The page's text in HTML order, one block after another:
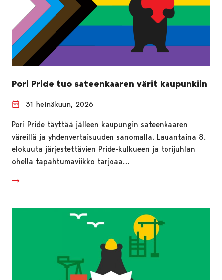
Pori Pride tuo sateenkaaren värit kaupunkiin
31 heinäkuun, 2026
Pori Pride täyttää jälleen kaupungin sateenkaaren
väreillä ja yhdenvertaisuuden sanomalla. Lauantaina 8.
elokuuta järjestettävien Pride-kulkueen ja torijuhlan
ohella tapahtumaviikko tarjoaa…